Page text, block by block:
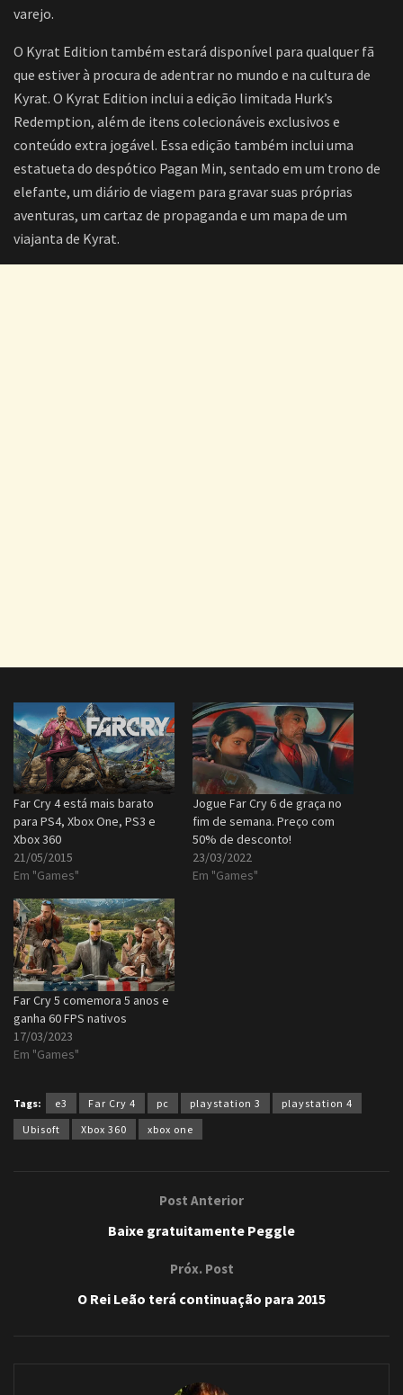
varejo.
O Kyrat Edition também estará disponível para qualquer fã
que estiver à procura de adentrar no mundo e na cultura de
Kyrat. O Kyrat Edition inclui a edição limitada Hurk’s
Redemption, além de itens colecionáveis exclusivos e
conteúdo extra jogável. Essa edição também inclui uma
estatueta do despótico Pagan Min, sentado em um trono de
elefante, um diário de viagem para gravar suas próprias
aventuras, um cartaz de propaganda e um mapa de um
viajanta de Kyrat.
Far Cry 4 está mais barato
para PS4, Xbox One, PS3 e
Xbox 360
21/05/2015
Em "Games"
Jogue Far Cry 6 de graça no
fim de semana. Preço com
50% de desconto!
23/03/2022
Em "Games"
Far Cry 5 comemora 5 anos e
ganha 60 FPS nativos
17/03/2023
Em "Games"
Tags: e3 Far Cry 4 pc playstation 3
playstation 4
Ubisoft
Xbox 360 xbox one
Post Anterior
Baixe gratuitamente Peggle
Próx. Post
O Rei Leão terá continuação para 2015